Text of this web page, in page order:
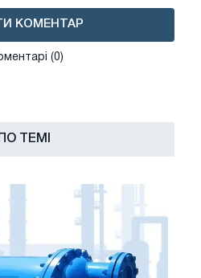
КОМЕНТАР
(0)
ПО ТЕМІ